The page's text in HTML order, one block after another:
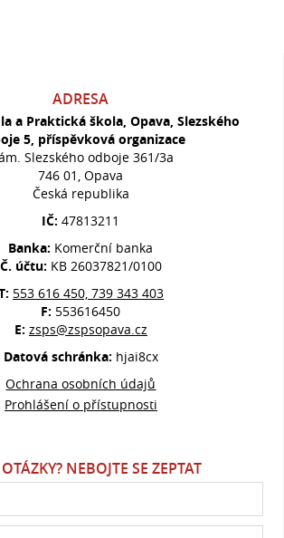
ADRESA
a Praktická škola, Opava, Slezského
5, příspěvková organizace
Slezského odboje 361/3a
746 01, Opava
Česká republika
IČ:47813211
Banka: Komerční banka
Č. účtu: KB 26037821/0100
553 616 450, 739 343 403
F: 553616450
E: zsps@zspsopava.cz
Datová schránka: hjai8cx
Ochrana osobních údajů
Prohlášení o přístupnosti
NEBOJTE SE ZEPTAT